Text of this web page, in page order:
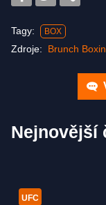
Tagy: BOX
Zdroje: Brunch
Nejnovější
UFC